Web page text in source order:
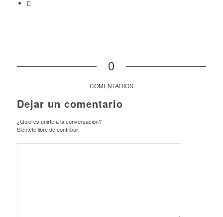
0
COMENTARIOS
Dejar un comentario
¿Quieres unirte a la conversación?
Siéntete libre de contribuir